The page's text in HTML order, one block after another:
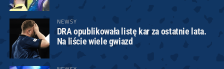
NEWSY
DRA opublikowała listę kar za ostatnie lata.
Na liście wiele gwiazd